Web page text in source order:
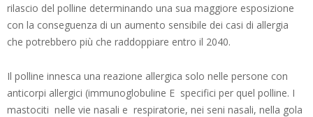
rilascio del polline determinando una sua maggiore esposizione
con la conseguenza di un aumento sensibile dei casi di allergia
che potrebbero più che raddoppiare entro il 2040.
Il polline innesca una reazione allergica solo nelle persone con
anticorpi allergici (immunoglobuline E specifici per quel polline. I
mastociti nelle vie nasali e respiratorie, nei seni nasali, nella gola